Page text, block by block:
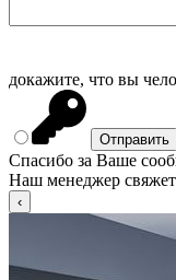
докажите, что вы
Спасибо за Ваше
Наш менеджер